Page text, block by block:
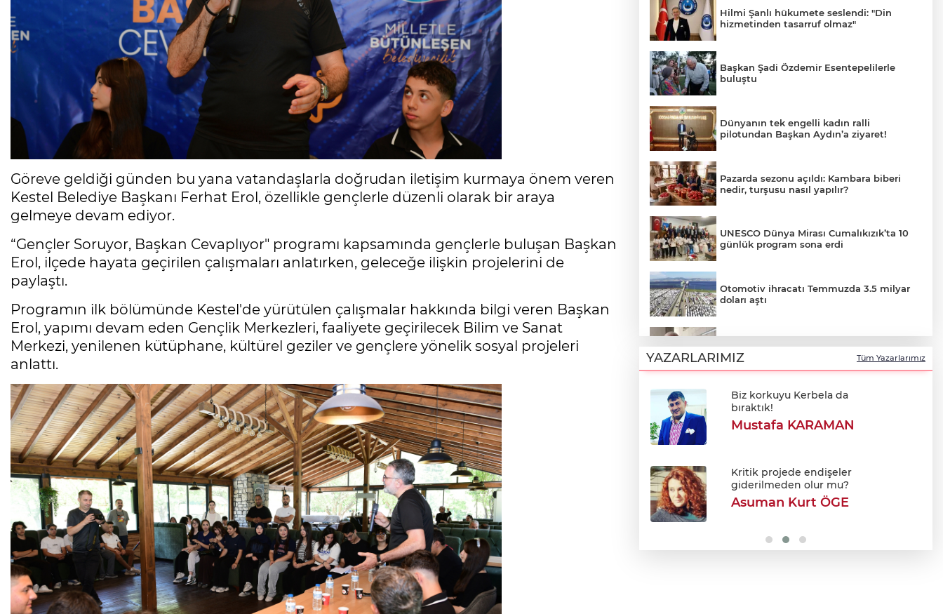
Göreve geldiği günden bu yana vatandaşlarla doğrudan iletişim kurmaya önem veren
Kestel Belediye Başkanı Ferhat Erol, özellikle gençlerle düzenli olarak bir araya
gelmeye devam ediyor.
“Gençler Soruyor, Başkan Cevaplıyor" programı kapsamında gençlerle buluşan Başkan
Erol, ilçede hayata geçirilen çalışmaları anlatırken, geleceğe ilişkin projelerini de
paylaştı.
Programın ilk bölümünde Kestel'de yürütülen çalışmalar hakkında bilgi veren Başkan
Erol, yapımı devam eden Gençlik Merkezleri, faaliyete geçirilecek Bilim ve Sanat
Merkezi, yenilenen kütüphane, kültürel geziler ve gençlere yönelik sosyal projeleri
anlattı.
Hilmi Şanlı hükumete seslendi: "Din
hizmetinden tasarruf olmaz"
Başkan Şadi Özdemir Esentepelilerle
buluştu
Dünyanın tek engelli kadın ralli
pilotundan Başkan Aydın’a ziyaret!
Pazarda sezonu açıldı: Kambara biberi
nedir, turşusu nasıl yapılır?
UNESCO Dünya Mirası Cumalıkızık’ta 10
günlük program sona erdi
Otomotiv ihracatı Temmuzda 3.5 milyar
doları aştı
aklımın ucundan bile geçmez"
Oktay Yılmaz: "Spor yapmayan çocuk
kalmayacak"
Şehir Hastanesi'nde otopark çilesi
YAZARLARIMIZ Tüm Yazarlarımız
Mesele çöp değil, Bursa'nın
geleceği
Sibel BARUTCU
Ölüyor!
Uğur Ozan Özen
Cihanşümul aptallık!
Abdullah ULUYURT
Gölgelerin anlamı!
İbrahim ÖGE
Biz korkuyu Kerbela da
bıraktık!
Mustafa KARAMAN
Kritik projede endişeler
giderilmeden olur mu?
Asuman Kurt ÖGE